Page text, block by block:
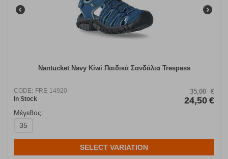
Nantucket Navy Kiwi Παιδικά Σανδάλια Trespass
CODE: FRE-14920
In Stock
35,00 €
24,50 €
Μέγεθος:
35
SELECT VARIATION